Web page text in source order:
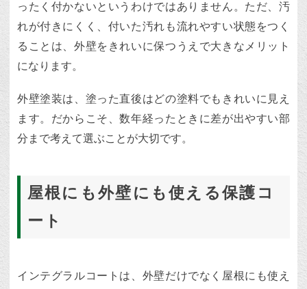
ったく付かないというわけではありません。ただ、汚
れが付きにくく、付いた汚れも流れやすい状態をつく
ることは、外壁をきれいに保つうえで大きなメリット
になります。
外壁塗装は、塗った直後はどの塗料でもきれいに見え
ます。だからこそ、数年経ったときに差が出やすい部
分まで考えて選ぶことが大切です。
屋根にも外壁にも使える保護コ
ート
インテグラルコートは、外壁だけでなく屋根にも使え